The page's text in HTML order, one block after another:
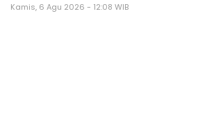
Kamis, 6 Agu 2026 - 12:08 WIB